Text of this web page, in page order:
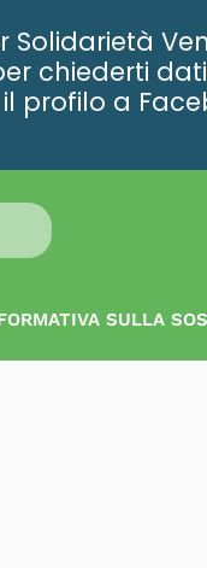
chiederti
profilo a
SULLA